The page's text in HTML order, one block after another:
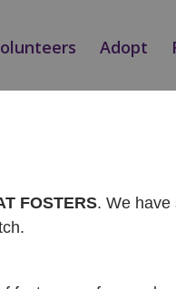
Adopt
FOSTERS. We have